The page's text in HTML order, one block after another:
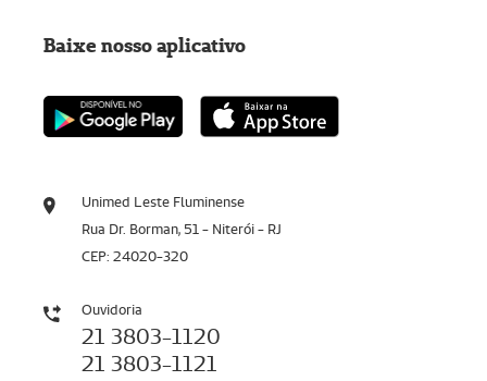
Unimed Leste Fluminense
Rua Dr. Borman, 51 - Niterói - RJ
CEP: 24020-320
Ouvidoria
21 3803-1120
21 3803-1121
Baixe nosso aplicativo